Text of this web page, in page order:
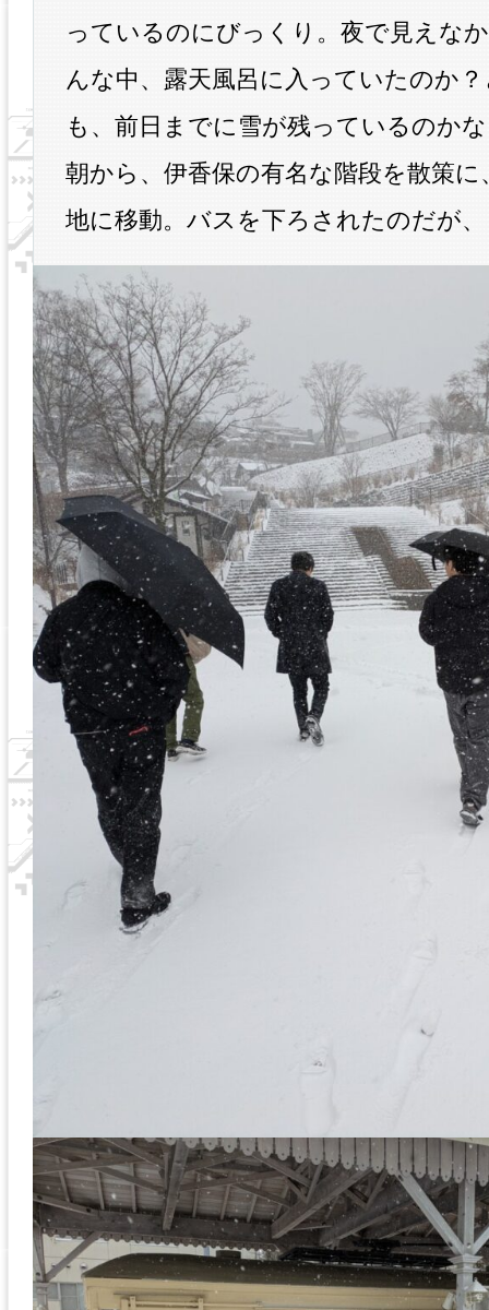
っているのにびっくり。夜で見えな
んな中、露天風呂に入っていたのか
も、前日までに雪が残っているのか
朝から、伊香保の有名な階段を散策に
地に移動。バスを下ろされたのだが、